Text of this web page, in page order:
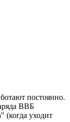
постоянно.
ВВБ
(когда уходит